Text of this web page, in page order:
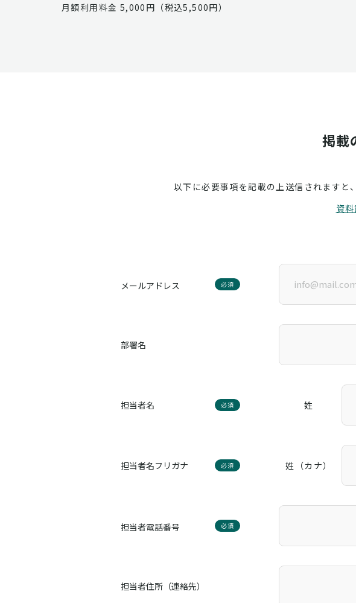
月額利用料金 5,000円（税込5,500円）
掲載
以下に必要事項を記載の上送信されますと
資
メールアドレス 必須
部署名
担当者名 必須 姓
担当者名フリガナ 必須 姓（カナ）
担当者電話番号 必須
担当者住所（連絡先）